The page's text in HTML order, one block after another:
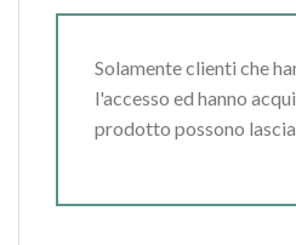
Solamente clienti che
l'accesso ed hanno
prodotto possono